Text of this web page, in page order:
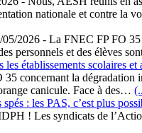
nationale et contre la
05/2026 - La FNEC FP FO
personnels et des
établissements scolaires et
concernant la dégradation
canicule. Face à des…
: les PAS, c’est plus
! Les syndicats de